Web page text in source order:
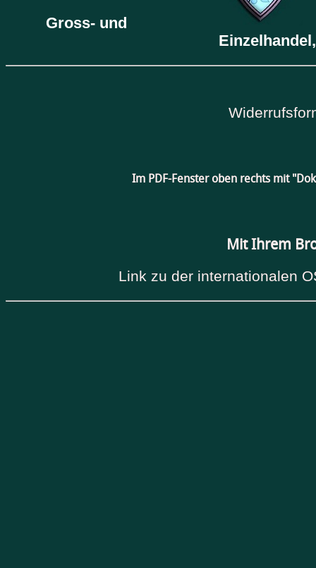
Gross- und
Im PDF-Fenster oben rechts mit
Mit Ihrem
Link zu der internationalen